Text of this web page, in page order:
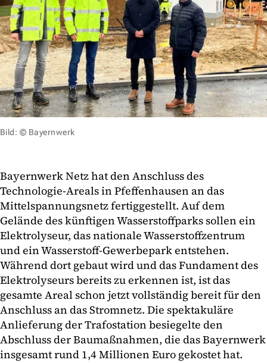
Bild: © Bayernwerk
Bayernwerk Netz hat den Anschluss des
Technologie-Areals in Pfeffenhausen an das
Mittelspannungsnetz fertiggestellt. Auf dem
Gelände des künftigen Wasserstoffparks sollen ein
Elektrolyseur, das nationale Wasserstoffzentrum
und ein Wasserstoff-Gewerbepark entstehen.
Während dort gebaut wird und das Fundament des
Elektrolyseurs bereits zu erkennen ist, ist das
gesamte Areal schon jetzt vollständig bereit für den
Anschluss an das Stromnetz. Die spektakuläre
Anlieferung der Trafostation besiegelte den
Abschluss der Baumaßnahmen, die das Bayernwerk
insgesamt rund 1,4 Millionen Euro gekostet hat.